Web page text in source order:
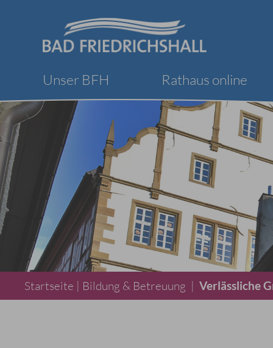
Unser BFH Rathaus online
Startseite | Bildung & Betreuung |Verlässliche